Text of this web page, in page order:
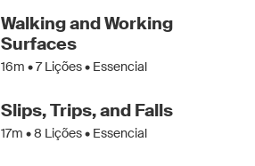
Walking and Working
Surfaces
16m •7Lições • Essencial
Slips, Trips, and Falls
17m •8 Lições • Essencial